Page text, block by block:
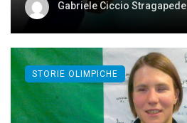
Gabriele Ciccio Stragapede
STORIE OLIMPICHE